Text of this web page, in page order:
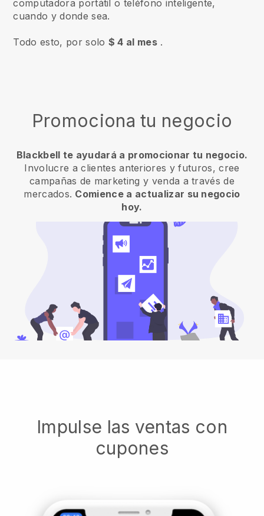
computadora portátil o teléfono inteligente,
cuando y donde sea.
Todo esto, por solo $ 4 al mes .
Promociona tu negocio
Blackbell te ayudará a promocionar tu negocio.
Involucre a clientes anteriores y futuros, cree
campañas de marketing y venda a través de
mercados. Comience a actualizar su negocio
hoy.
Impulse las ventas con
cupones